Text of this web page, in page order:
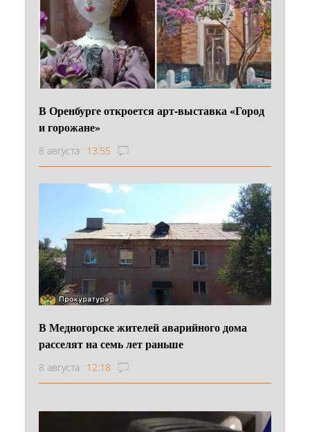
В Оренбурге откроется арт-выставка «Город
и горожане»
8 августа 13:55
В Медногорске жителей аварийного дома
расселят на семь лет раньше
8 августа 12:18